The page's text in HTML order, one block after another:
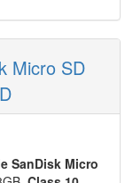
Micro SD
SanDisk Micro